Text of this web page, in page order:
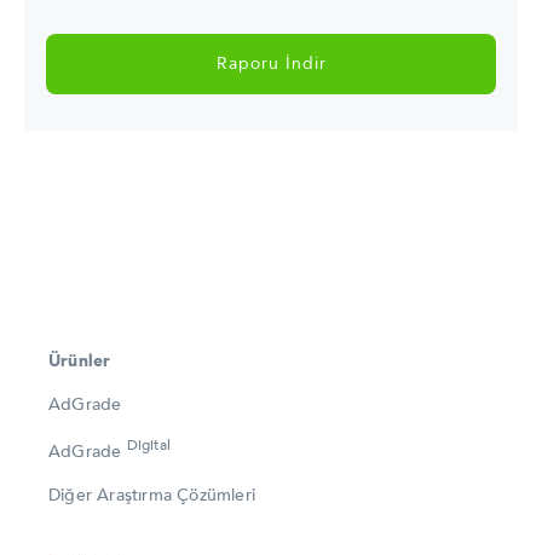
Ürünler
AdGrade
AdGrade Digital
Diğer Araştırma Çözümleri